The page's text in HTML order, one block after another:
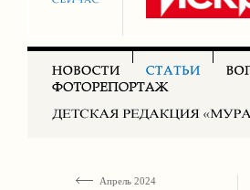
Апрель 2024